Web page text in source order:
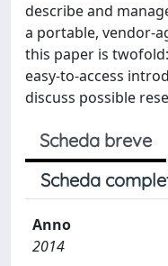
describe and
a portable, vendor-
this paper is
easy-to-access
discuss possible
Scheda breve
Scheda
Anno
2014